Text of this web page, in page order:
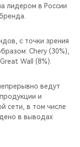
лидером в России
с точки зрения
Chery (30%),
Wall (8%).
ведут
и
сети, в том числе
в выводах